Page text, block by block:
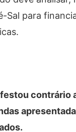
Sal para
contrário